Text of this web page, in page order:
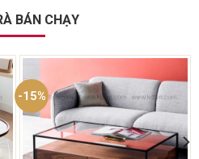
BÁN CHẠY
-15%